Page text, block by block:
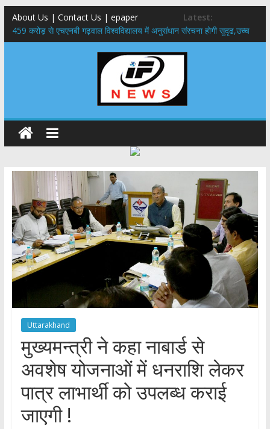
About Us | Contact Us | epaper
Latest:
459 करोड़ से एचएनबी गढ़वाल विश्वविद्यालय में अनुसंधान संरचना होगी सुदृढ,उच्च
शिक्षा मंत्री धन सिंह रावत ने नवनियुक्त केन्द्रीय शिक्षा मंत्री से की मुलाकात
राष्ट्रीय हथकरघा दिवस पर मुख्यमंत्री धामी ने उत्कृष्ट बुनकरों और हस्तशिल्प
​धामी कैबिनेट का बड़ा फैसला: पशुपालकों को 60% तक सब्सिडी, गंगा एक्सप्रेसवे का
​हरिद्वार से वीरभद्र (ऋषिकेश) तक निकली BJYM की भव्य कांवड़ यात्रा; तेजस्वी
सूर्या ने की देश व प्रदेशवासियों के कल्याण की कामना
24×7 अलर्ट मोड में रहें अधिकारी-मुख्य सचिव मानसून-एसईओसी से मुख्य सचिव ने
की विस्तृत समीक्षा कहा-बंद सड़कों को शीघ्र खोला जाए, लोगों को न हो दिक्कत
Uttarakhand
मुख्यमन्त्री ने कहा नाबार्ड से
अवशेष योजनाओं में धनराशि लेकर
पात्र लाभार्थी को उपलब्ध कराई
जाएगी !